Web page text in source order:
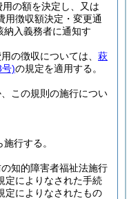
用の額を決定し、又は
用徴収額決定・変更通
納入義務者に通知す
の徴収については、 萩
)の規定を適用する。
この規則の施行につい
行する。
知的障害者福祉法施行
定によりなされた手続
定によりなされたもの